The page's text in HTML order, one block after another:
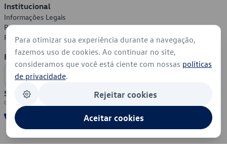
Institucional
Informações Legais
Política de Privacidade
Política de Cookies
Formas de Pagamento
Segurança
Para otimizar sua experiência durante a navegação,
fazemos uso de cookies. Ao continuar no site,
consideramos que você está ciente com nossas políticas
de privacidade.
Rejeitar cookies
Aceitar cookies